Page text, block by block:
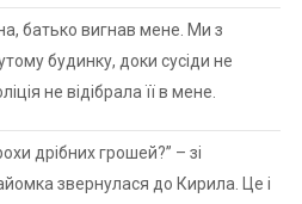
батько вигнав мене. Ми з
будинку, доки сусіди не
не відібрала її в мене.
дрібних грошей?” – зі
звернулася до Кирила. Це і